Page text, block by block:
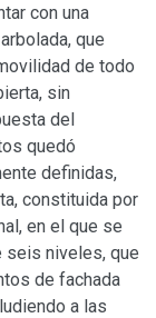
con una
que
de todo
sin
del
quedó
definidas,
constituida por
en el que se
seis niveles, que
de fachada
a las